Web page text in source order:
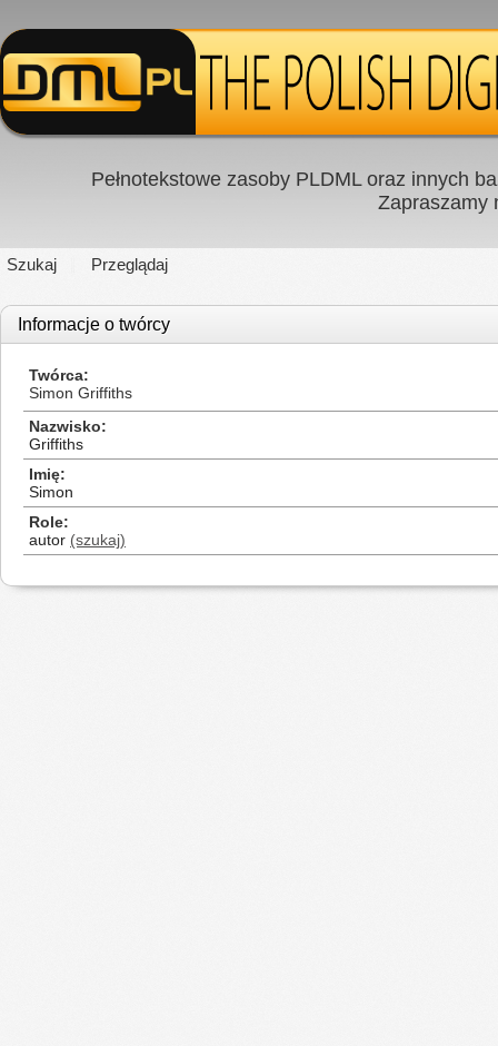
Pełnotekstowe zasoby PLDML oraz innych
Zapraszamy
Szukaj Przeglądaj
Informacje o twórcy
Twórca
Simon Griffiths
Nazwisko
Griffiths
Imię
Simon
Role
autor (szukaj)